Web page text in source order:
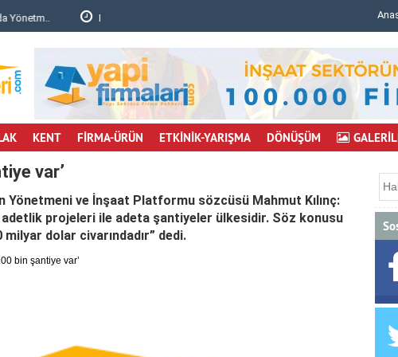
Konumu..
KENT FİRMA-ÜRÜN ETKİNİK-YARIŞMA DÖNÜŞÜM
var’
Yönetmeni ve İnşaat Platformu sözcüsü Mahmut Kılınç:
adetlik projeleri ile adeta şantiyeler ülkesidir. Söz konusu
dolar civarındadır” dedi.
bin şantiye var’